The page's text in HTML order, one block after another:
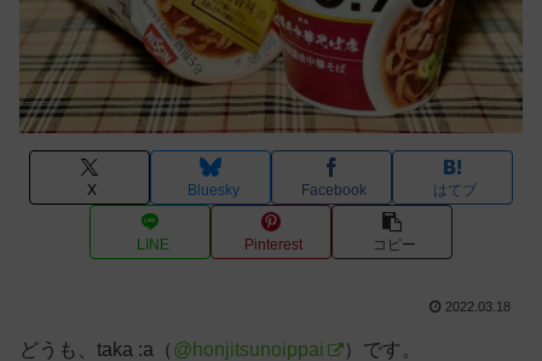
X Bluesky Facebook はてブ
LINE Pinterest コピー
2022.03.18
どうも、taka :a（ @honjitsunoippai ）です。